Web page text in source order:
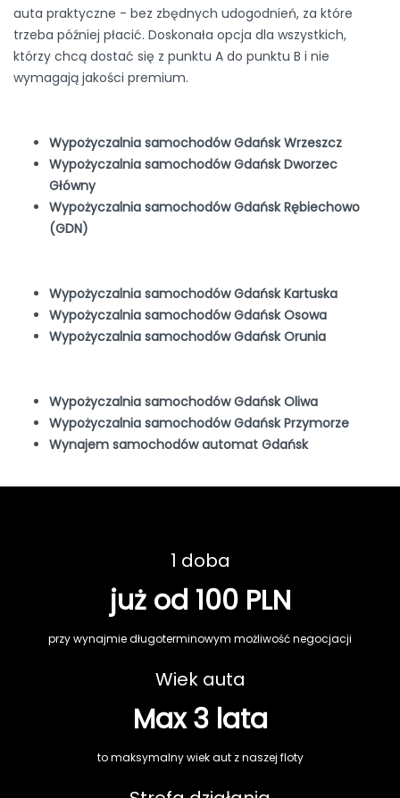
auta praktyczne - bez zbędnych udogodnień, za które
trzeba później płacić. Doskonała opcja dla wszystkich,
którzy chcą dostać się z punktu A do punktu B i nie
wymagają jakości premium.
Wypożyczalnia samochodów Gdańsk Wrzeszcz
Wypożyczalnia samochodów Gdańsk Dworzec
Główny
Wypożyczalnia samochodów Gdańsk Rębiechowo
(GDN)
Wypożyczalnia samochodów Gdańsk Kartuska
Wypożyczalnia samochodów Gdańsk Osowa
Wypożyczalnia samochodów Gdańsk Orunia
Wypożyczalnia samochodów Gdańsk Oliwa
Wypożyczalnia samochodów Gdańsk Przymorze
Wynajem samochodów automat Gdańsk
1 doba
już od 100 PLN
przy wynajmie długoterminowym możliwość negocjacji
Wiek auta
Max 3 lata
to maksymalny wiek aut z naszej floty